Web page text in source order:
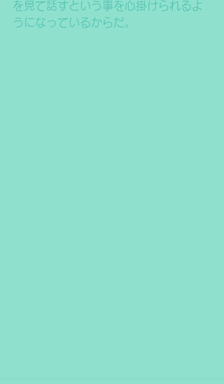
を見て話すという事を心掛けられるよ
うになっているからだ。